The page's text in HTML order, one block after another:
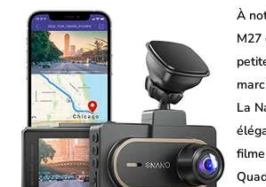
À
M27
La